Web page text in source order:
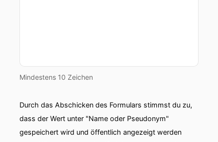
Mindestens 10 Zeichen
Durch das Abschicken des Formulars stimmst du zu,
dass der Wert unter "Name oder Pseudonym"
gespeichert wird und öffentlich angezeigt werden